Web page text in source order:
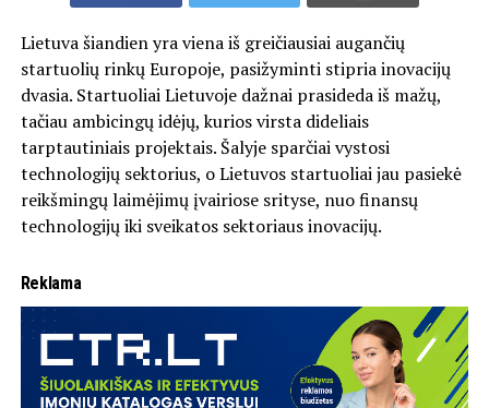
Lietuva šiandien yra viena iš greičiausiai augančių
startuolių rinkų Europoje, pasižyminti stipria inovacijų
dvasia. Startuoliai Lietuvoje dažnai prasideda iš mažų,
tačiau ambicingų idėjų, kurios virsta dideliais
tarptautiniais projektais. Šalyje sparčiai vystosi
technologijų sektorius, o Lietuvos startuoliai jau pasiekė
reikšmingų laimėjimų įvairiose srityse, nuo finansų
technologijų iki sveikatos sektoriaus inovacijų.
Reklama